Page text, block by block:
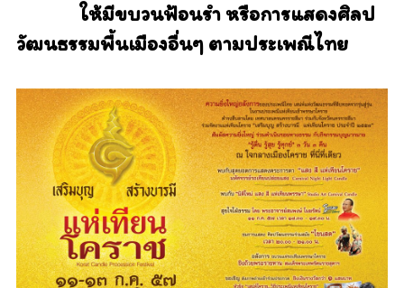
ให้มีขบวนฟ้อนรำ หรือการแสดงศิลป
วัฒนธรรมพื้นเมืองอื่นๆ ตามประเพณีไทย